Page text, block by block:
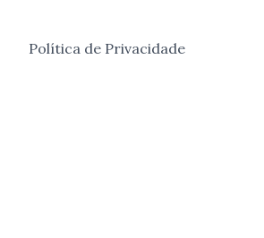
Política de Privacidade